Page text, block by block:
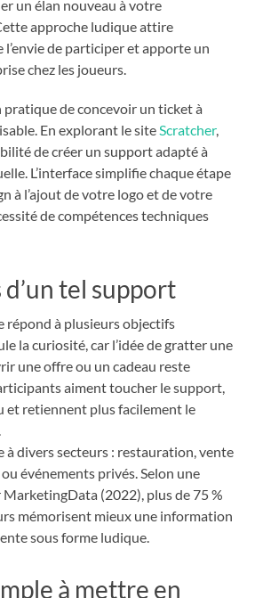
un élan nouveau à votre
approche ludique attire
l’envie de participer et apporte un
chez les joueurs.
pratique de concevoir un ticket à
En explorant le siteScratcher,
de créer un support adapté à
L’interface simplifie chaque étape
à l’ajout de votre logo et de votre
de compétences techniques
d’un tel support
répond à plusieurs objectifs
la curiosité, car l’idée de gratter une
une offre ou un cadeau reste
aiment toucher le support,
et retiennent plus facilement le
à divers secteurs : restauration, vente
événements privés. Selon une
(2022), plus de 75 %
mémorisent mieux une information
sous forme ludique.
à mettre en